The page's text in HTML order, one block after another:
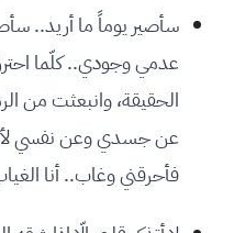
سأصير يوماً ما أريد..
عدمي وجودي.. كلّما
الحقيقة، وانبعثت من
عن جسدي وعن نفسي
فأحرقني وغاب.. أنا